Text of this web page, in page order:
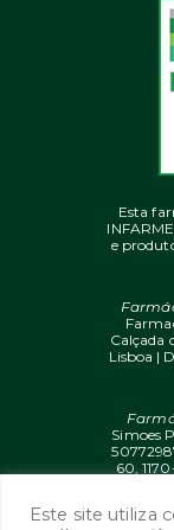
Esta
e
Calçada
Lisboa |
Simoes
60,
Este site utiliza